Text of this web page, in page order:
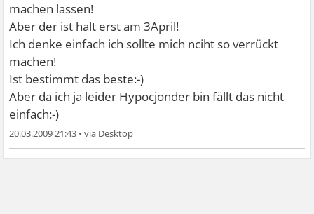
machen lassen!
Aber der ist halt erst am 3April!
Ich denke einfach ich sollte mich nciht so verrückt
machen!
Ist bestimmt das beste:-)
Aber da ich ja leider Hypocjonder bin fällt das nicht
einfach:-)
20.03.2009 21:43 •